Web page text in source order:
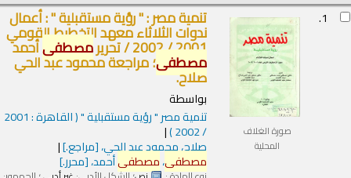
صورة الغلاف
المحلية
تنمية مصر : " رؤية مستقبلية " : أعمال
ندوات الثلاثاء معهد التخطيط القومي
2001 / 2002 / تحريرمصطفىأحمد
مصطفى؛ مراجعة محمود عبد الحي
صلاح.
بواسطة
تنمية مصر " رؤية مستقبلية "
( القاهرة : 2001
/ 2002 )
صلاح، محمود عبد الحي،[مراجع.]
مصطفى،مصطفىأحمد،[محرر.]